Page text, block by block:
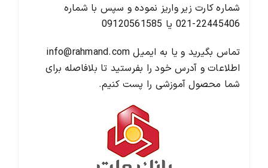
شماره کارت زیر واریز نموده و سپس با شماره
22445406-021 یا 09120561585
تماس بگیرید و یا به ایمیل info@rahmand.com
اطلاعات و آدرس خود را بفرستید تا بلافاصله برای
شما محصول آموزشی را پست کنیم.